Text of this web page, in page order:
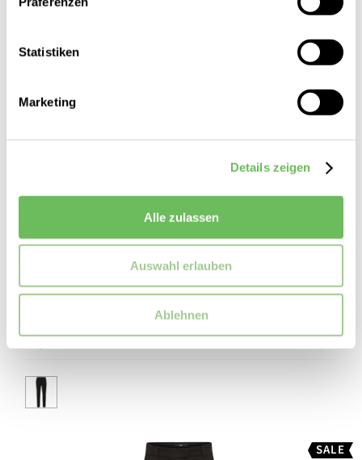
Statistiken
Marketing
Details zeigen
Alle zulassen
Auswahl erlauben
Ablehnen
comma
SALE